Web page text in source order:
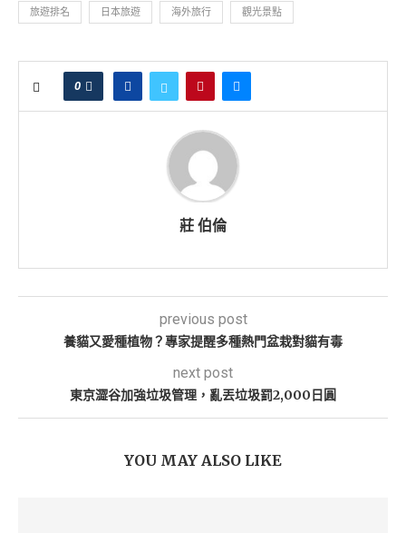
旅遊排名 日本旅遊 海外旅行 觀光景點
0
莊 伯倫
previous post
養貓又愛種植物？專家提醒多種熱門盆栽對貓有毒
next post
東京澀谷加強垃圾管理，亂丟垃圾罰2,000日圓
YOU MAY ALSO LIKE